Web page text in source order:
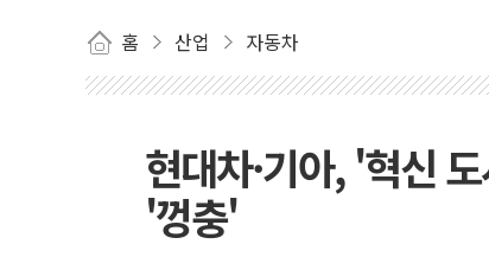
홈 산업 자동차
현대차·기아, '혁신
'껑충'